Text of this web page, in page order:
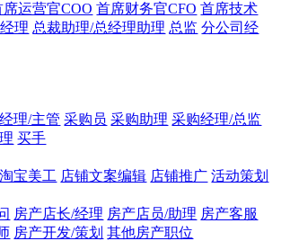
席运营官COO 首席财务官CFO 首席技术
理 总裁助理/总经理助理 总监 分公司经
理/主管 采购员 采购助理 采购经理/总监
买手
淘宝美工 店铺文案编辑 店铺推广 活动策划
房产店长/经理 房产店员/助理 房产客服
房产开发/策划 其他房产职位